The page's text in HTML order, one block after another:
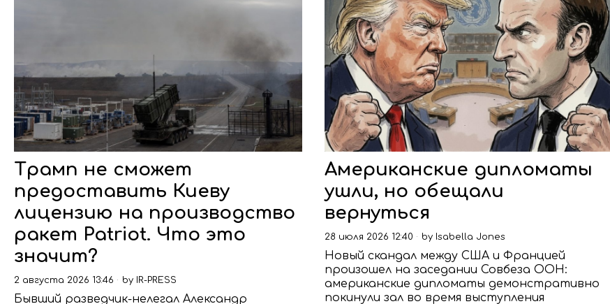
Трамп не сможет
предоставить Киеву
лицензию на производство
ракет Patriot. Что это
значит?
2 августа 2026 13:46 by IR-PRESS
Бывший разведчик-нелегал Александр
Американские дипломаты
ушли, но обещали
вернуться
28 июля 2026 12:40 by Isabella Jones
Новый скандал между США и Францией
произошел на заседании Совбеза ООН:
американские дипломаты демонстративно
покинули зал во время выступления